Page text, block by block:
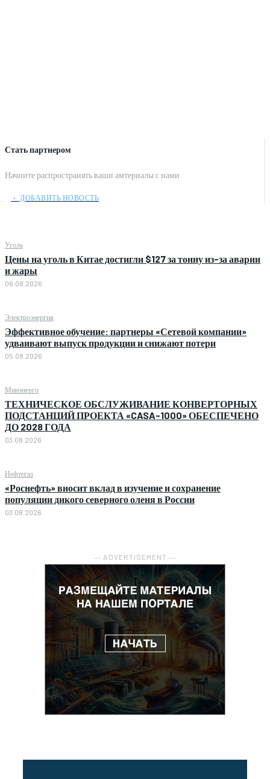
Стать партнером
Начните распространять ваши амтериалы с нами
﹢ ДОБАВИТЬ НОВОСТЬ
Уголь
Цены на уголь в Китае достигли $127 за тонну из-за аварии
и жары
06.08.2026
Электроэнергия
Эффективное обучение: партнеры «Сетевой компании»
удваивают выпуск продукции и снижают потери
05.08.2026
Минэнерго
ТЕХНИЧЕСКОЕ ОБСЛУЖИВАНИЕ КОНВЕРТОРНЫХ
ПОДСТАНЦИЙ ПРОЕКТА «CASA-1000» ОБЕСПЕЧЕНО
ДО 2028 ГОДА
03.08.2026
Нефтегаз
«Роснефть» вносит вклад в изучение и сохранение
популяции дикого северного оленя в России
03.08.2026
― ADVERTISEMENT ―